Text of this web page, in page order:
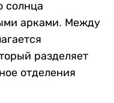
солнца
арками. Между
разделяет
отделения